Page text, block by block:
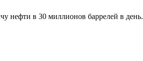
нефти в 30 миллионов баррелей в день.